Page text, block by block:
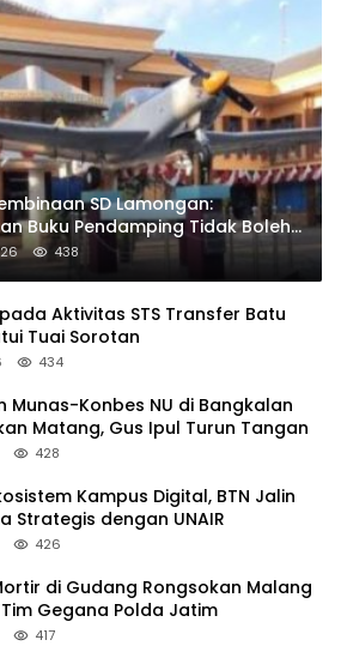
SD Lamongan:
Buku Pendamping Tidak Boleh
438
pada Aktivitas STS Transfer Batu
Tuai Sorotan
434
Munas-Konbes NU di Bangkalan
Matang, Gus Ipul Turun Tangan
428
Kampus Digital, BTN Jalin
Strategis dengan UNAIR
426
di Gudang Rongsokan Malang
Gegana Polda Jatim
417